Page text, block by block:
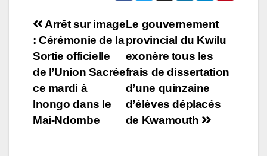
Navigation
de
l’article
Le gouvernement
provincial du Kwilu
exonère tous les
frais de dissertation
d’une quinzaine
d’élèves déplacés
de Kwamouth
Arrêt sur image
: Cérémonie de la
Sortie officielle
de l’Union Sacrée
ce mardi à
Inongo dans le
Mai-Ndombe